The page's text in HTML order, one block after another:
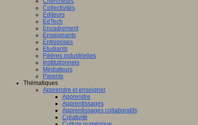
Collectivités
Editeurs
EdTech
Encadrement
Enseignants
Entreprises
Etudiants
Filières industrielles
Institutionnels
Médiateurs
Parents
Thématiques
Apprendre et enseigner
Apprendre
Apprentissages
Apprentissages collaboratifs
Créativité